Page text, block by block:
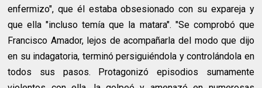
enfermizo", que él estaba obsesionado con su expareja y
que ella "incluso temía que la matara". "Se comprobó que
Francisco Amador, lejos de acompañarla del modo que dijo
en su indagatoria, terminó persiguiéndola y controlándola en
todos sus pasos. Protagonizó episodios sumamente